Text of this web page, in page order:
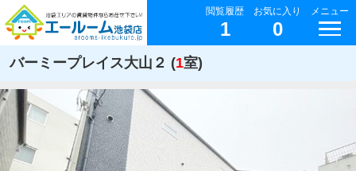
閲覧履歴
1
お気に入り
0
メニュー
バーミープレイス大山２ (1室)